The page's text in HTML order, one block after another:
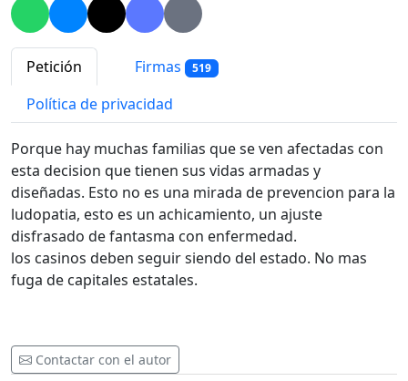
Petición Firmas 519
Política de privacidad
Porque hay muchas familias que se ven afectadas con
esta decision que tienen sus vidas armadas y
diseñadas. Esto no es una mirada de prevencion para la
ludopatia, esto es un achicamiento, un ajuste
disfrasado de fantasma con enfermedad.
los casinos deben seguir siendo del estado. No mas
fuga de capitales estatales.
Contactar con el autor